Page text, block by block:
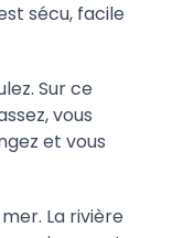
sécu, facile
Sur ce
vous
et vous
La rivière